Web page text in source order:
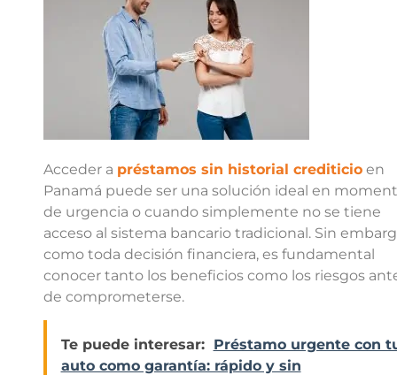
Acceder a préstamos sin historial crediticioen
Panamá puede ser una solución ideal en
de urgencia o cuando simplemente no se tiene
acceso al sistema bancario tradicional. Sin
como toda decisión financiera, es fundamental
conocer tanto los beneficios como los riesgos
de comprometerse.
Te puede interesar:
Préstamo urgente con
auto como garantía: rápido y sin